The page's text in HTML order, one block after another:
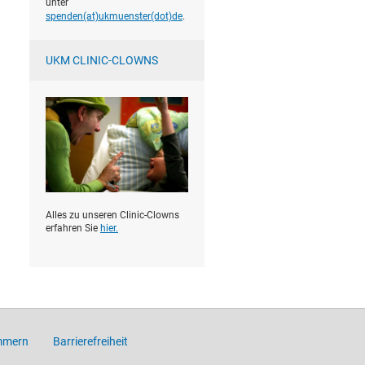
unter
spenden(at)­ukmuenster(dot)­de.
UKM CLINIC-CLOWNS
Alles zu unseren Clinic-Clowns
erfahren Sie hier.
Barrierefreiheit